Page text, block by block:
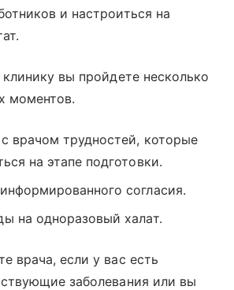
и настроиться на
вы пройдете несколько
моментов.
врачом трудностей, которые
на этапе подготовки.
согласия.
на одноразовый халат.
врача, если у вас есть
заболевания или вы